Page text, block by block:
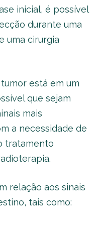
inicial, é possível
durante uma
uma cirurgia
está em um
que sejam
mais
a necessidade de
tratamento
relação aos sinais
tais como: